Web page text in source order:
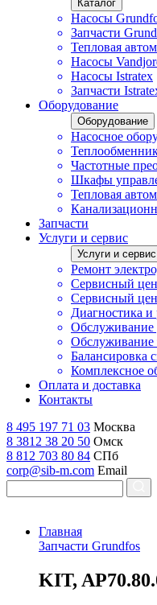
Каталог
Насосы
Запчасти
Тепловая
Насосы
Насосы Istratex
Запчасти
Оборудование
Оборудование
Насосное
Частотные
Шкафы
Тепловая
Запчасти
Услуги и сервис
Услуги и сервис
Ремонт
Сервисный
Сервисный
Диагностика и
Обслуживание
Обслуживание
Балансировка
Комплексное
Оплата и доставка
Контакты
8 495 197 71 03 Москва
8 3812 38 20 50 Омск
8 812 703 80 84 СПб
corp@sib-m.com Email
Главная
Запчасти Grundfos
KIT,